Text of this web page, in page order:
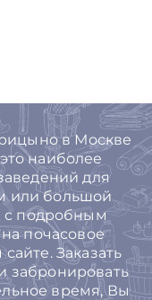
в Москве
наиболее
для
или большой
с подробным
почасовое
Заказать
забронировать
время, Вы